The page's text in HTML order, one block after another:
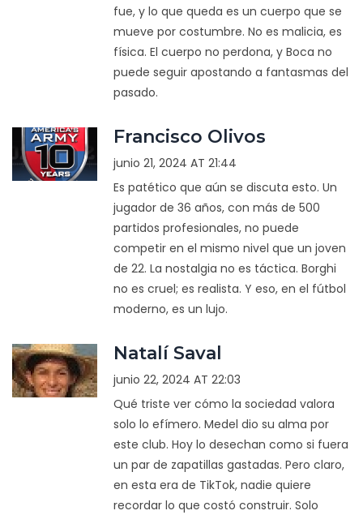
fue, y lo que queda es un cuerpo que se
mueve por costumbre. No es malicia, es
física. El cuerpo no perdona, y Boca no
puede seguir apostando a fantasmas del
pasado.
Francisco Olivos
junio 21, 2024 AT 21:44
Es patético que aún se discuta esto. Un
jugador de 36 años, con más de 500
partidos profesionales, no puede
competir en el mismo nivel que un joven
de 22. La nostalgia no es táctica. Borghi
no es cruel; es realista. Y eso, en el fútbol
moderno, es un lujo.
Natalí Saval
junio 22, 2024 AT 22:03
Qué triste ver cómo la sociedad valora
solo lo efímero. Medel dio su alma por
este club. Hoy lo desechan como si fuera
un par de zapatillas gastadas. Pero claro,
en esta era de TikTok, nadie quiere
recordar lo que costó construir. Solo